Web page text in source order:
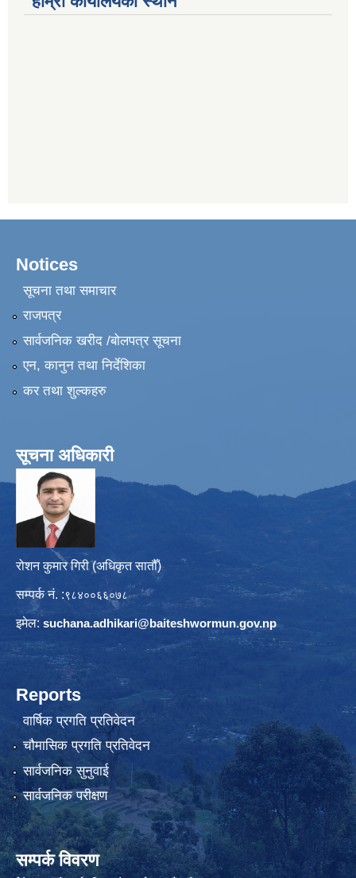
Notices
सूचना तथा समाचार
राजपत्र
सार्वजनिक खरीद /बोलपत्र सूचना
एन, कानुन तथा निर्देशिका
कर तथा शुल्कहरु
सूचना अधिकारी
रोशन कुमार गिरी (अधिकृत सातौँ)
सम्पर्क नं. :९८४००६६०७८
इमेल: suchana.adhikari@baiteshwormun.gov.np
Reports
वार्षिक प्रगति प्रतिवेदन
चौमासिक प्रगति प्रतिवेदन
सार्वजनिक सुनुवाई
सार्वजनिक परीक्षण
सम्पर्क विवरण